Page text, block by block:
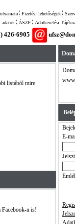
Fizetési lehetőségek
Adatkezelési
ÁSZF
adatok
426-6905
listából mire
n is!
E-